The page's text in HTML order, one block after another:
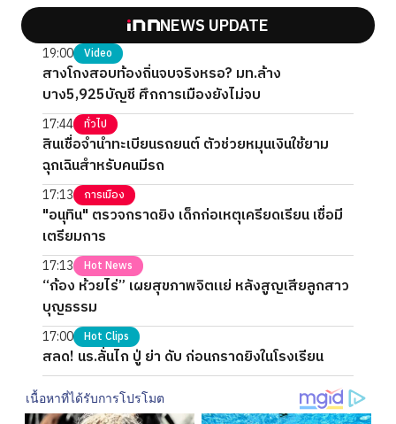
NEWS UPDATE
19:00 Video
สางโกงสอบท้องถิ่นจบจริงหรอ? มท.ล้าง
บาง5,925บัญชี ศึกการเมืองยังไม่จบ
17:44 ทั่วไป
สินเชื่อจำนำทะเบียนรถยนต์ ตัวช่วยหมุนเงินใช้ยาม
ฉุกเฉินสำหรับคนมีรถ
17:13 การเมือง
"อนุทิน" ตรวจกราดยิง เด็กก่อเหตุเครียดเรียน เชื่อมี
เตรียมการ
17:13 Hot News
“ก้อง ห้วยไร่” เผยสุขภาพจิตแย่ หลังสูญเสียลูกสาว
บุญธรรม
17:00 Hot Clips
สลด! นร.ลั่นไก ปู่ ย่า ดับ ก่อนกราดยิงในโรงเรียน